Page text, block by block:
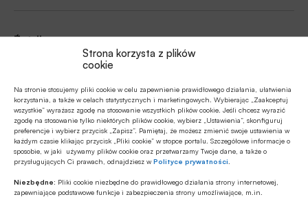
Strona korzysta z plików
cookie
Na stronie stosujemy pliki cookie w celu zapewnienie prawidłowego działania, ułatwienia
korzystania, a także w celach statystycznych i marketingowych. Wybierając „Zaakceptuj
wszystkie” wyrażasz zgodę na stosowanie wszystkich plików cookie. Jeśli chcesz wyrazić
zgodę na stosowanie tylko niektórych plików cookie, wybierz „Ustawienia”, skonfiguruj
preferencje i wybierz przycisk „Zapisz”. Pamiętaj, że możesz zmienić swoje ustawienia w
każdym czasie klikając przycisk „Pliki cookie” w stopce portalu. Szczegółowe informacje o
sposobie, w jaki używamy plików cookie oraz przetwarzamy Twoje dane, a także o
przysługujących Ci prawach, odnajdziesz wPolityce prywatności
Niezbędne: Pliki cookie niezbędne do prawidłowego działania strony internetowej,
zapewniające podstawowe funkcje i zabezpieczenia strony umożliwiające, m.in.
Źródło
Polecamy
MULTIMEDIA
Banki mogą bezpośrednio finansować
przemysł zbrojeniowy